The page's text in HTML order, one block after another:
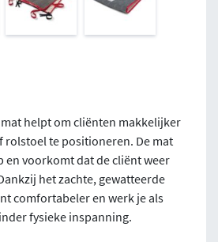
helpt om cliënten makkelijker
rolstoel te positioneren. De mat
en voorkomt dat de cliënt weer
het zachte, gewatteerde
comfortabeler en werk je als
fysieke inspanning.